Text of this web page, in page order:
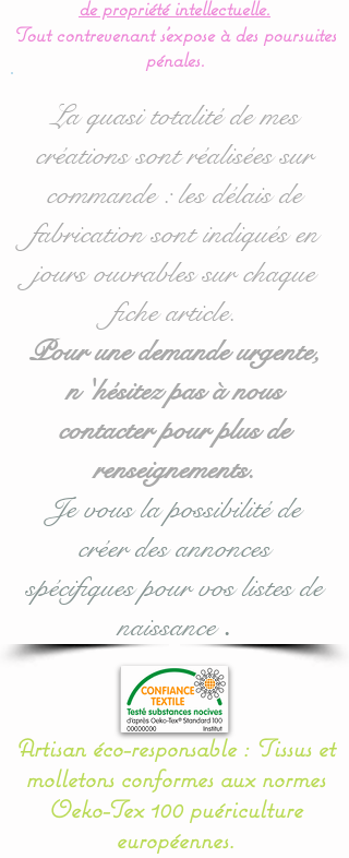
vêtement grâce à sa pince
bretelles en métal.
Je peux assortir chaque
modèle à l'ensemble des
thèmes présents sur ma
boutique et aussi, selon vos
envies.
Coton, ruban et pince à
bretelle en métal
conforme à la norme
européenne DIN EN 71-3
sur les produits destinés
aux enfants : peinture sans
produits toxiques, sans
nickel, résistant à la salive,
et fabriqués par une
entreprise allemande
spécifiquement
.Longueur totale : 30 cms
Largeur : 2.5 cms
Personnalisable au
prénom de votre enfant :
prénom à indiquer en
commentaire lors de la
validation de votre panier.
de propriété intellectuelle.
Tout contrevenant s'expose à des poursuites
pénales.
La quasi totalité de mes
créations sont réalisées sur
commande : les délais de
fabrication sont indiqués en
jours ouvrables sur chaque
fiche article.
Pour une demande urgente,
n 'hésitez pas à nous
contacter pour plus de
renseignements.
Je vous la possibilité de
créer des annonces
spécifiques pour vos listes de
naissance.
Artisan éco-responsable : Tissus et
molletons conformes aux normes
Oeko-Tex 100 puériculture
européennes.